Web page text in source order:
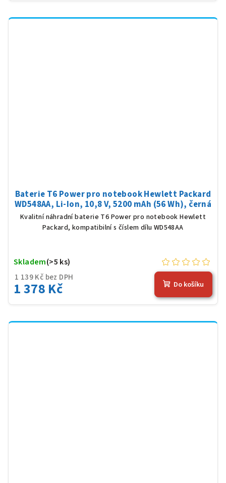
Baterie T6 Power pro notebook Hewlett Packard
WD548AA, Li-Ion, 10,8 V, 5200 mAh (56 Wh), černá
Kvalitní náhradní baterie T6 Power pro notebook Hewlett
Packard, kompatibilní s číslem dílu WD548AA
1 139 Kč bez DPH
1 378 Kč
Skladem(>5 ks)
Do košíku